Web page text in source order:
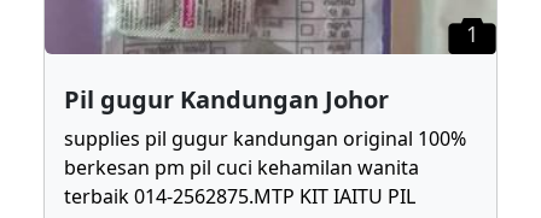
1
Pil gugur Kandungan Johor
supplies pil gugur kandungan original 100%
berkesan pm pil cuci kehamilan wanita
terbaik 014-2562875.MTP KIT IAITU PIL